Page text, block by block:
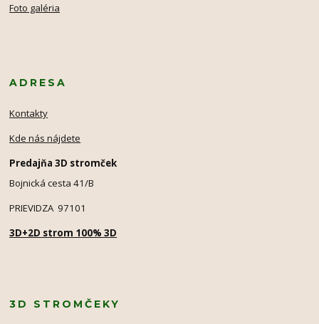
Foto galéria
ADRESA
Kontakty
Kde nás nájdete
Predajňa 3D stromček
Bojnická cesta 41/B
PRIEVIDZA 97101
3D+2D strom 100% 3D
3D STROMČEKY